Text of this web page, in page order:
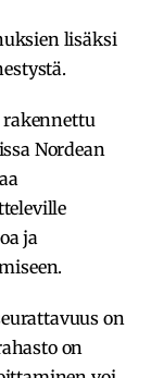
lisäksi
rakennettu
Nordean
ja
on
on